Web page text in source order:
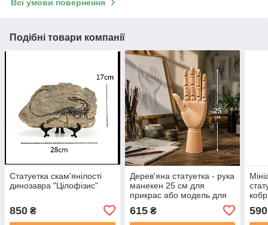
Всі умови повернення
Подібні товари компанії
Статуетка скам'янілості
динозавра "Цілофізис"
850 ₴
Дерев'яна статуетка - рука
манекен 25 см для
прикрас або модель для
615₴ 590